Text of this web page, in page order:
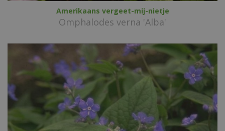
Amerikaans vergeet-mij-nietje
Omphalodes verna 'Alba'